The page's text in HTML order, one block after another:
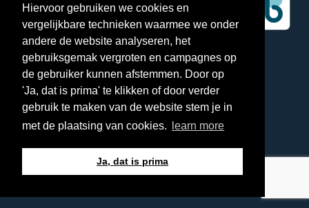
Hiervoor gebruiken we cookies en
vergelijkbare technieken waarmee we onder
andere de website analyseren, het
gebruiksgemak vergroten en campagnes op
de gebruiker kunnen afstemmen. Door op
'Ja, dat is prima' te klikken of door verder
gebruik te maken van de website stem je in
met de plaatsing van cookies.
learn more
Ja, dat is prima
About us
About Alpe d'HuZes
Facts and figures
Organization
Vacancies
Participant regulations